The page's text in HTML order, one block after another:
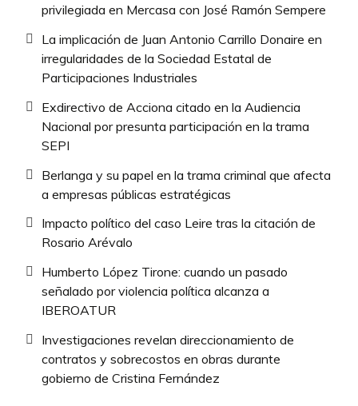
privilegiada en Mercasa con José Ramón Sempere
La implicación de Juan Antonio Carrillo Donaire en
irregularidades de la Sociedad Estatal de
Participaciones Industriales
Exdirectivo de Acciona citado en la Audiencia
Nacional por presunta participación en la trama
SEPI
Berlanga y su papel en la trama criminal que afecta
a empresas públicas estratégicas
Impacto político del caso Leire tras la citación de
Rosario Arévalo
Humberto López Tirone: cuando un pasado
señalado por violencia política alcanza a
IBEROATUR
Investigaciones revelan direccionamiento de
contratos y sobrecostos en obras durante
gobierno de Cristina Fernández